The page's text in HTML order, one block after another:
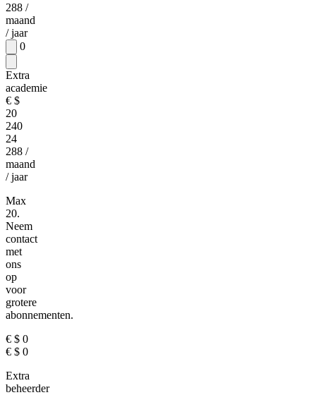
288 /
maand
/ jaar
0
Extra
academie
€ $
20
240
24
288 /
maand
/ jaar
Max
20.
Neem
contact
met
ons
op
voor
grotere
abonnementen.
€ $ 0
€ $ 0
Extra
beheerder